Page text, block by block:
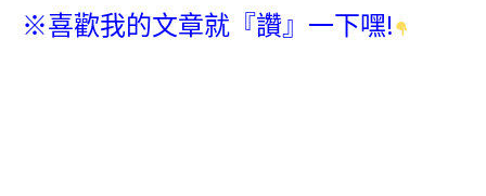
※喜歡我的文章就『讚』一下嘿!